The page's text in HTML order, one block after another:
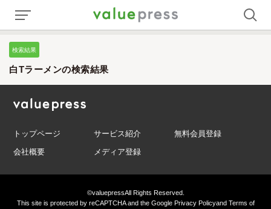
検索結果
白Tラーメンの検索結果
トップページ サービス紹介
無料会員登録
会社概要
メディア登録
©valuepressAll Rights Reserved.
This site is protected by reCAPTCHA and the GooglePrivacy Policyand Terms of